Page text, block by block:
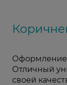
Оформление
Отличный
своей